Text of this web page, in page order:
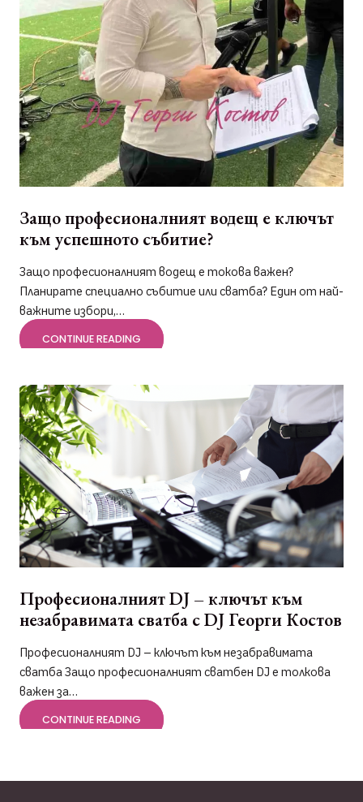
Защо професионалният водещ е ключът
към успешното събитие?
Защо професионалният водещ е токова важен?
Планирате специално събитие или сватба? Един от най-
важните избори,…
CONTINUE READING
Професионалният DJ – ключът към
незабравимата сватба с DJ Георги Костов
Професионалният DJ – ключът към незабравимата
сватба Защо професионалният сватбен DJ е толкова
важен за…
CONTINUE READING